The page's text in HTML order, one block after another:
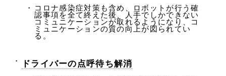
コロナ感染症対策も含め、ロボットが行う確
認事項を全て終えた後、人手でしかできない
コミュニケーションが取れるようになり、コ
ミュニケーションの質の向上が図られてい
る。
ドライバーの点呼待ち解消